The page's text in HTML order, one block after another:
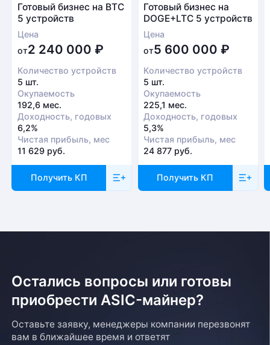
Заполните форму и мы свяжемся с вами в
ближайшее время
Заказать звонок
Готовый бизнес на BTC
5 устройств
Цена
от2 240 000 ₽
Количество устройств
5 шт.
Окупаемость
192,6 мес.
Доходность, годовых
6,2%
Чистая прибыль, мес
11 629 руб.
Получить КП
Готовый бизнес на
DOGE+LTC 5 устройств
Цена
от5 600 000₽
Количество устройств
5 шт.
Окупаемость
225,1 мес.
Доходность, годовых
5,3%
Чистая прибыль, мес
24 877 руб.
Получить КП
Остались вопросы или готовы
приобрести ASIC-майнер?
Оставьте заявку, менеджеры компании перезвонят
вам в ближайшее время и ответят